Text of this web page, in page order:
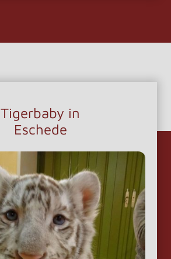
Tigerbaby in
Eschede